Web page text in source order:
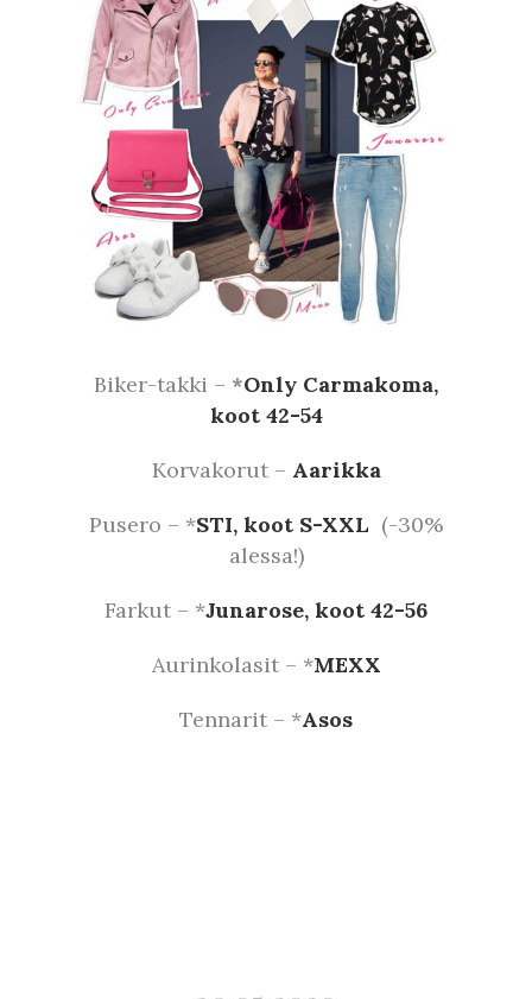
Biker-takki – *Only Carmakoma,
koot 42-54
Korvakorut – Aarikka
Pusero – *STI, koot S-XXL (-30%
alessa!)
Farkut – *Junarose, koot 42-56
Aurinkolasit – *MEXX
Tennarit – *Asos